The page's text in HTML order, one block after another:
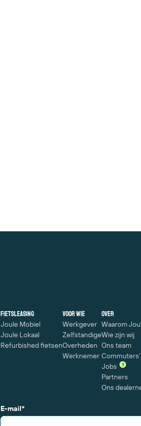
Fietsleasing
Joule Mobiel
Joule Lokaal
Refurbished fietsen
Voor wie
Werkgever
Zelfstandige
Overheden
Werknemer
Over
Waarom
Wie zijn wij
Ons team
Jobs
1
Partners
Ons
E-mail*